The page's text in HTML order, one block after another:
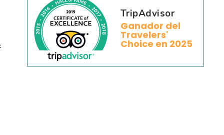
TripAdvisor
Ganador del
Travelers'
Choice en 2025